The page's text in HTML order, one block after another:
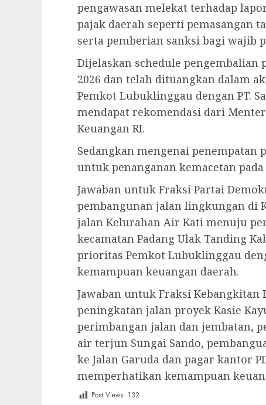
pengawasan melekat terhadap
pajak daerah seperti pemasangan
serta pemberian sanksi bagi wajib
Dijelaskan schedule pengembalian
2026 dan telah dituangkan dalam
Pemkot Lubuklinggau dengan PT.
mendapat rekomendasi dari
Keuangan RI.
Sedangkan mengenai penempatan
untuk penanganan kemacetan
Jawaban untuk Fraksi Partai
pembangunan jalan lingkungan di
jalan Kelurahan Air Kati menuju
kecamatan Padang Ulak Tanding
prioritas Pemkot Lubuklinggau
kemampuan keuangan daerah.
Jawaban untuk Fraksi
peningkatan jalan proyek Kasie
perimbangan jalan dan jembatan,
air terjun Sungai Sando,
ke Jalan Garuda dan pagar kantor
memperhatikan kemampuan
Post Views: 132